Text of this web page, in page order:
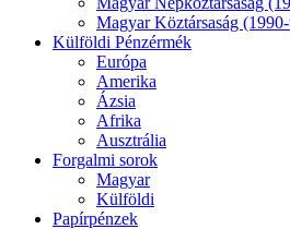
Magyar Köztársaság
Külföldi Pénzérmék
Európa
Amerika
Ázsia
Afrika
Ausztrália
Forgalmi sorok
Magyar
Külföldi
Papírpénzek